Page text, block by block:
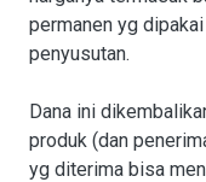
permanen yg
penyusutan.
Dana ini
produk (dan
yg diterima bisa